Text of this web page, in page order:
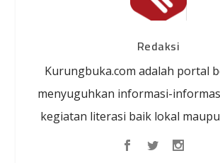
Redaksi
Kurungbuka.com adalah portal
menyuguhkan informasi-
kegiatan literasi baik lokal